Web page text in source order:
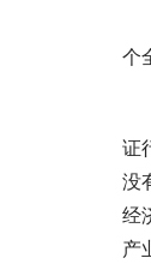
个
证
没
经
产